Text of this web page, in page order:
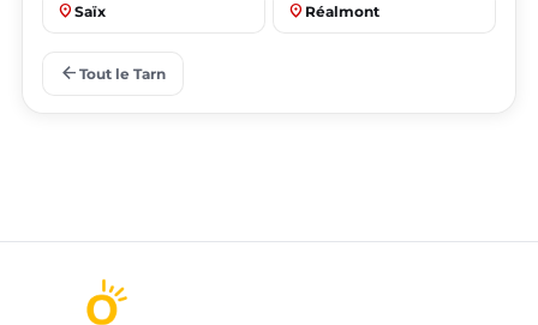
place Saïx place Réalmont
place
arrow_back Tout le Tarn